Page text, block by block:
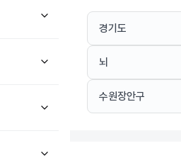
경기도
뇌
수원장안구